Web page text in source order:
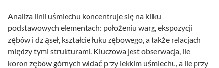
Analiza linii uśmiechu koncentruje się na kilku
podstawowych elementach: położeniu warg, ekspozycji
zębów i dziąseł, kształcie łuku zębowego, a także relacjach
między tymi strukturami. Kluczowa jest obserwacja, ile
koron zębów górnych widać przy lekkim uśmiechu, a ile przy